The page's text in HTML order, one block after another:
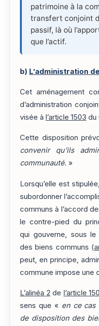
patrimoine à la
transfert conjoint
passif, là où
que l’actif.
b) L’administration
Cet aménagement
d’administration
visée à l’article 1503 du
Cette disposition
convenir qu’ils
communauté. »
Lorsqu’elle est
subordonner
communs à l’accord
le contre-pied du
qui gouverne, sous le
des biens communs (
peut, en principe,
commune impose une
L’alinéa 2 de l’article
sens que « en ce cas
de disposition des